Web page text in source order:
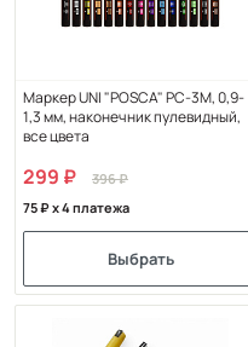
Маркер UNI "POSCA" PC-3M, 0,9-
1,3 мм, наконечник пулевидный,
все цвета
299
396
75
x 4 платежа
Выбрать